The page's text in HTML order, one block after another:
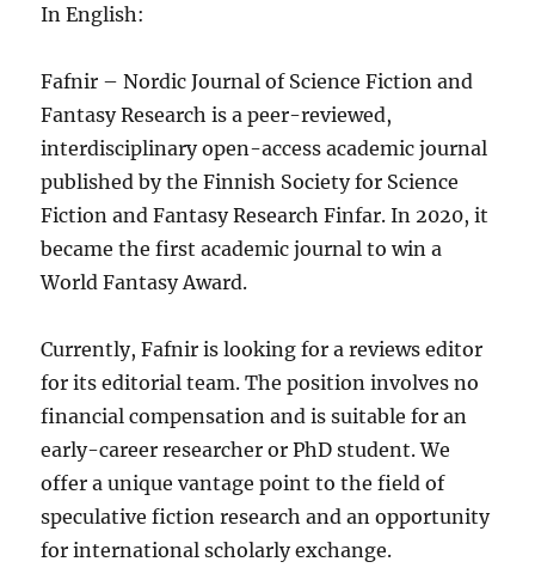
In English:
Fafnir – Nordic Journal of Science Fiction and
Fantasy Research is a peer-reviewed,
interdisciplinary open-access academic journal
published by the Finnish Society for Science
Fiction and Fantasy Research Finfar. In 2020, it
became the first academic journal to win a
World Fantasy Award.
Currently, Fafnir is looking for a reviews editor
for its editorial team. The position involves no
financial compensation and is suitable for an
early-career researcher or PhD student. We
offer a unique vantage point to the field of
speculative fiction research and an opportunity
for international scholarly exchange.